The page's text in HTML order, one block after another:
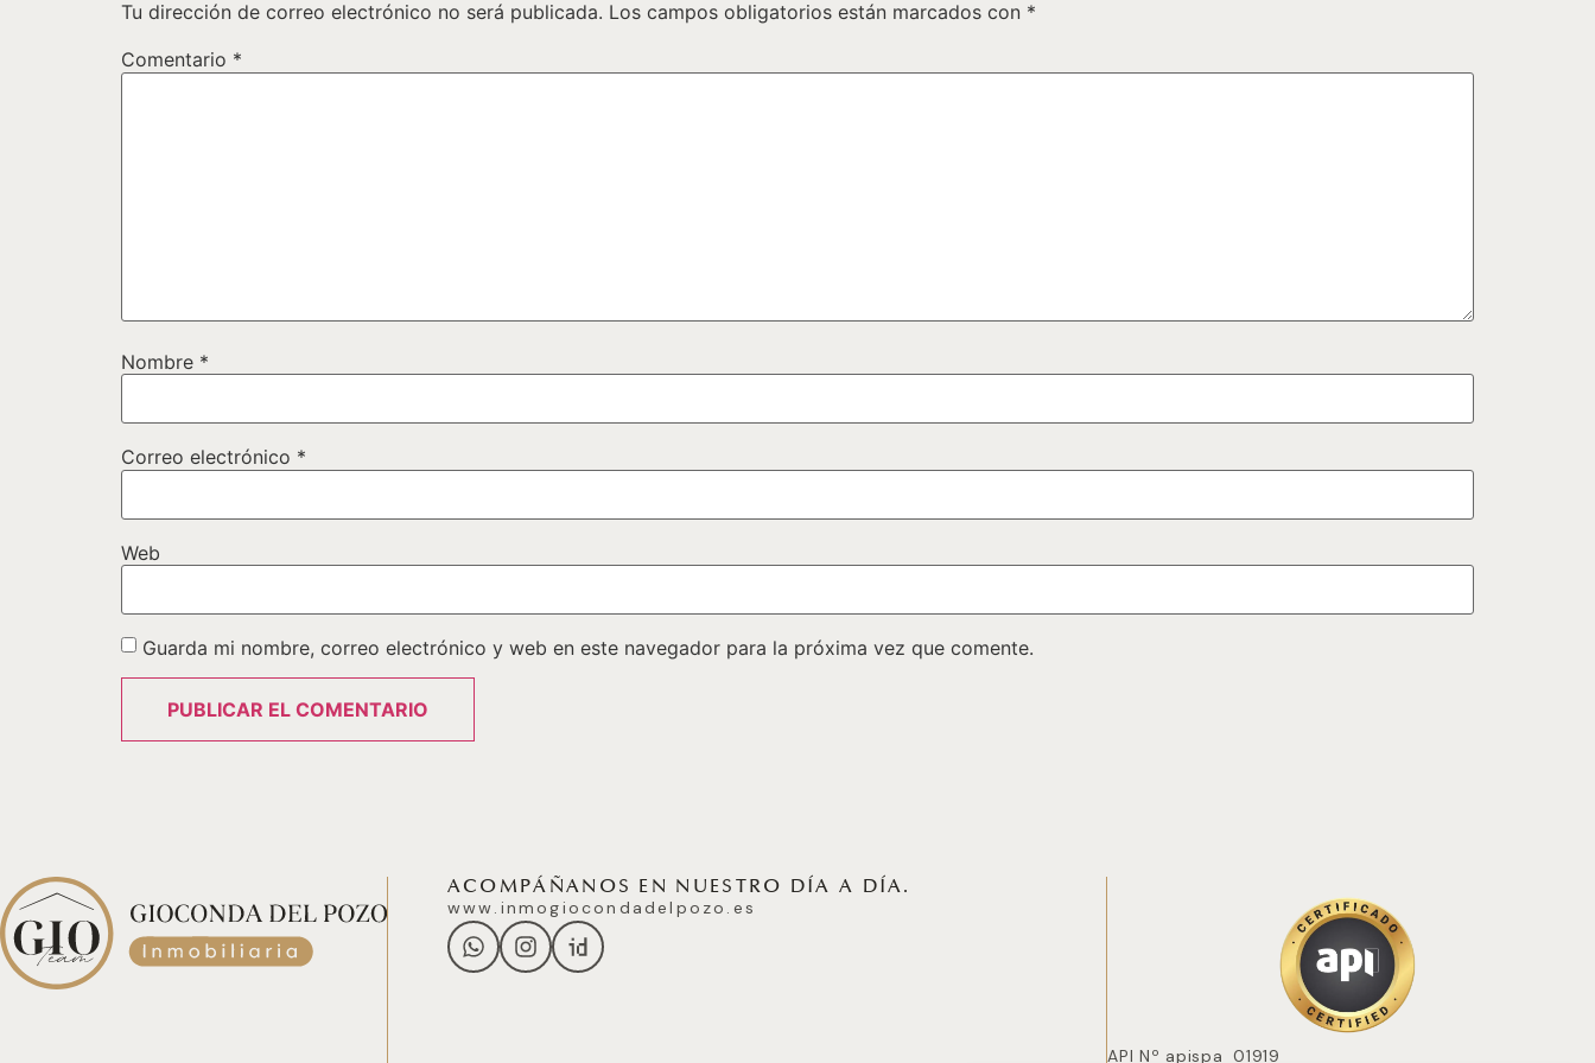
Tu dirección de correo electrónico no será publicada. Los campos obligatorios están marcados con *
Comentario *
Nombre *
Correo electrónico *
Web
Guarda mi nombre, correo electrónico y web en este navegador para la próxima vez que comente.
ACOMPÁÑANOS EN NUESTRO DÍA A DÍA.
www.inmogiocondadelpozo.es
API Nº apispa_01919